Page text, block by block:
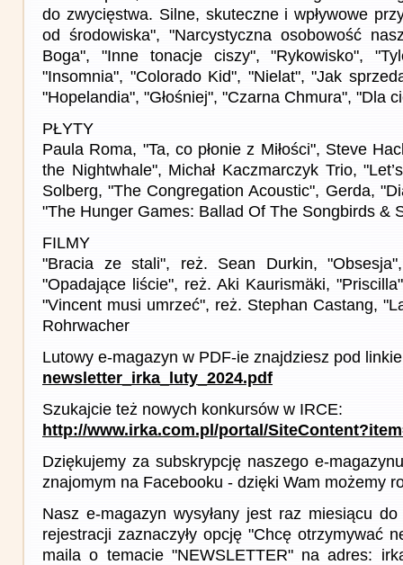
do zwycięstwa. Silne, skuteczne i wpływowe
od środowiska", "Narcystyczna osobowość
Boga", "Inne tonacje ciszy", "Rykowisko",
"Insomnia", "Colorado Kid", "Nielat", "Jak
"Hopelandia", "Głośniej", "Czarna Chmura", "Dla
PŁYTY
Paula Roma, "Ta, co płonie z Miłości", Steve
the Nightwhale", Michał Kaczmarczyk Trio,
Solberg, "The Congregation Acoustic", Gerda,
"The Hunger Games: Ballad Of The Songbirds &
FILMY
"Bracia ze stali", reż. Sean Durkin,
"Opadające liście", reż. Aki Kaurismäki,
"Vincent musi umrzeć", reż. Stephan Castang,
Rohrwacher
Lutowy e-magazyn w PDF-ie znajdziesz pod
newsletter_irka_luty_2024.pdf
Szukajcie też nowych konkursów w IRCE:
http://www.irka.com.pl/portal/
Dziękujemy za subskrypcję naszego e-
znajomym na Facebooku - dzięki Wam możemy
Nasz e-magazyn wysyłany jest raz miesiącu
rejestracji zaznaczyły opcję "Chcę otrzymywać
maila o temacie "NEWSLETTER" na adres: